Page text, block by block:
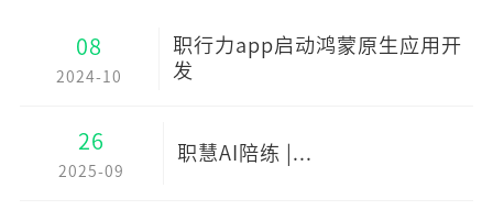
08
2024-10
职行力app启动鸿蒙原生应用开
发
26
2025-09
职慧AI陪练 |...